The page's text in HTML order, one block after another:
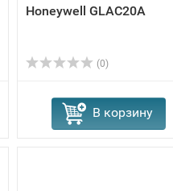
Honeywell GLAC20A
(0)
В корзину